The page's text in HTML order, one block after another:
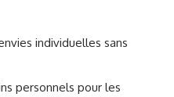
individuelles sans
personnels pour les